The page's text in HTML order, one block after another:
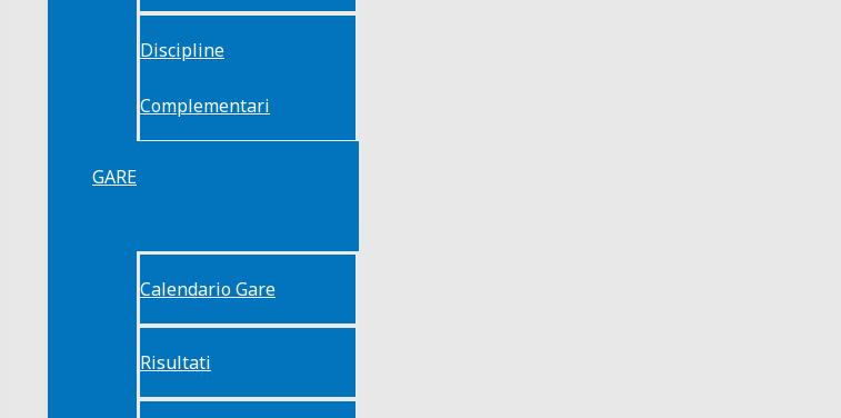
Discipline
Complementari
GARE
Calendario Gare
Risultati